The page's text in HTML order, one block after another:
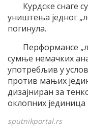
Курдске снаге
уништења једног
погинула.
Перформансе
сумње немачких
употребљив у
против мањих
дизајниран за
оклопних
sputnikportal.rs